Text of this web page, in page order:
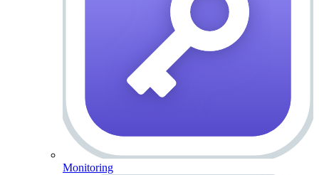
Monitoring